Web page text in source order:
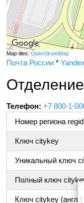
Map tiles: OpenStreetMap
Почта России * Yandex
Телефон: +7 800-1-
Номер региона regid
Ключ citykey
Уникальный ключ
Полный ключ
Ключ citykey (англ.)